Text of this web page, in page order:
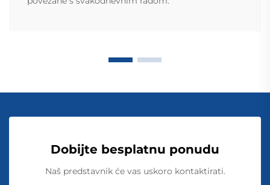
Dobijte besplatnu ponudu
Naš predstavnik će vas uskoro kontaktirati.